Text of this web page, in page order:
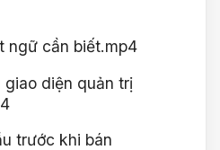
ngữ cần biết.mp4
giao diện quản trị
trước khi bán